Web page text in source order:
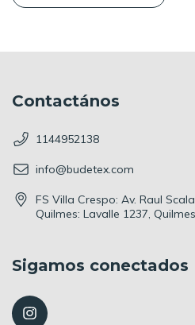
Contactános
1144952138
info@budetex.com
FS Villa Crespo: Av. Raul
Quilmes: Lavalle 1237,
Sigamos conectados